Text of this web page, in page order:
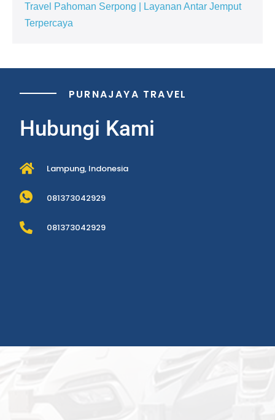
Travel Pahoman Serpong | Layanan Antar Jemput
Terpercaya
PURNAJAYA TRAVEL
Hubungi Kami
Lampung, Indonesia
081373042929
081373042929